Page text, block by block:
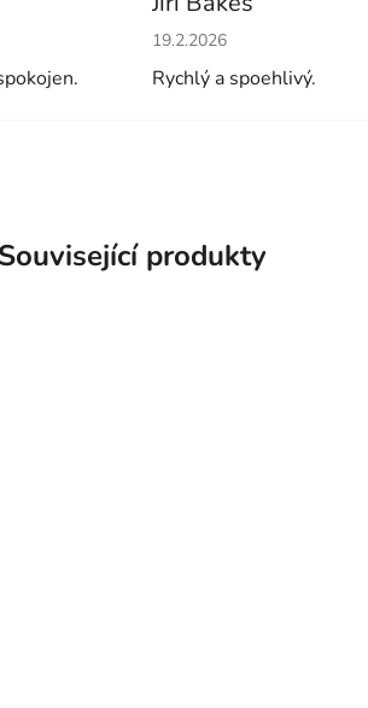
z 5 hvězdiček. Hodnocení obchodu je 5
19.2.2026
Rychlý a spoehlivý.
Související produkty